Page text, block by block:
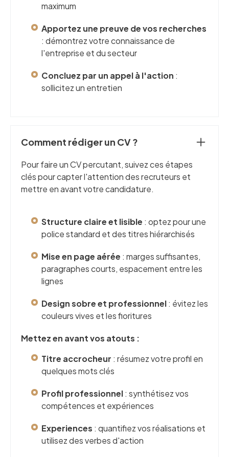
maximum
Apportez une preuve de vos recherches
: démontrez votre connaissance de
l'entreprise et du secteur
Concluez par un appel à l'action :
sollicitez un entretien
Comment rédiger un CV ?
Pour faire un CV percutant, suivez ces étapes
clés pour capter l'attention des recruteurs et
mettre en avant votre candidature.
Structure claire et lisible : optez pour une
police standard et des titres hiérarchisés
Mise en page aérée : marges suffisantes,
paragraphes courts, espacement entre les
lignes
Design sobre et professionnel: évitez les
couleurs vives et les fioritures
Mettez en avant vos atouts :
Titre accrocheur : résumez votre profil en
quelques mots clés
Profil professionnel: synthétisez vos
compétences et expériences
Experiences : quantifiez vos réalisations et
utilisez des verbes d'action